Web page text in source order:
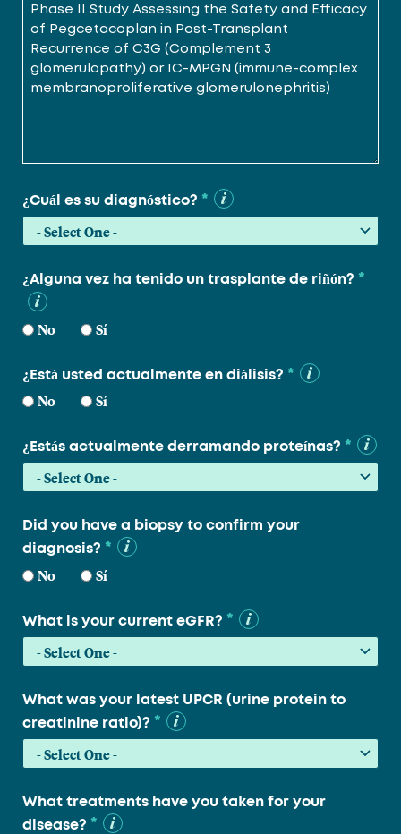
¿Cuál es su diagnóstico? *
¿Alguna vez ha tenido un trasplante de riñón? *
No Sí
¿Está usted actualmente en diálisis? *
No Sí
¿Estás actualmente derramando proteínas? *
Did you have a biopsy to confirm your
diagnosis? *
No Sí
What is your current eGFR? *
What was your latest UPCR (urine protein to
creatinine ratio)? *
What treatments have you taken for your
disease? *